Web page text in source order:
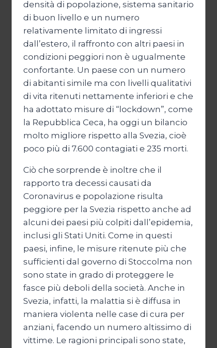
densità di popolazione, sistema sanitario
di buon livello e un numero
relativamente limitato di ingressi
dall’estero, il raffronto con altri paesi in
condizioni peggiori non è ugualmente
confortante. Un paese con un numero
di abitanti simile ma con livelli qualitativi
di vita ritenuti nettamente inferiori e che
ha adottato misure di “lockdown”, come
la Repubblica Ceca, ha oggi un bilancio
molto migliore rispetto alla Svezia, cioè
poco più di 7.600 contagiati e 235 morti.
Ciò che sorprende è inoltre che il
rapporto tra decessi causati da
Coronavirus e popolazione risulta
peggiore per la Svezia rispetto anche ad
alcuni dei paesi più colpiti dall’epidemia,
inclusi gli Stati Uniti. Come in questi
paesi, infine, le misure ritenute più che
sufficienti dal governo di Stoccolma non
sono state in grado di proteggere le
fasce più deboli della società. Anche in
Svezia, infatti, la malattia si è diffusa in
maniera violenta nelle case di cura per
anziani, facendo un numero altissimo di
vittime. Le ragioni principali sono state,